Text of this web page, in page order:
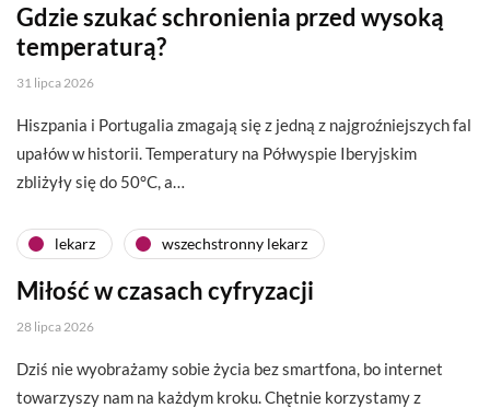
Gdzie szukać schronienia przed wysoką
temperaturą?
31 lipca 2026
Hiszpania i Portugalia zmagają się z jedną z najgroźniejszych fal
upałów w historii. Temperatury na Półwyspie Iberyjskim
zbliżyły się do 50°C, a…
lekarz wszechstronny lekarz
Miłość w czasach cyfryzacji
28 lipca 2026
Dziś nie wyobrażamy sobie życia bez smartfona, bo internet
towarzyszy nam na każdym kroku. Chętnie korzystamy z